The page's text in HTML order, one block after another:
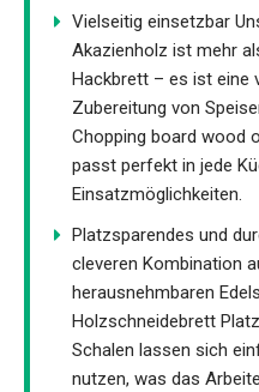
Vielseitig einsetzbar
Akazienholz ist mehr
Hackbrett – es ist eine
Zubereitung von
Chopping board wood
passt perfekt in jede
Einsatzmöglichkeiten.
Platzsparendes und
cleveren Kombination
herausnehmbaren
Holzschneidebrett
Schalen lassen sich
nutzen, was das